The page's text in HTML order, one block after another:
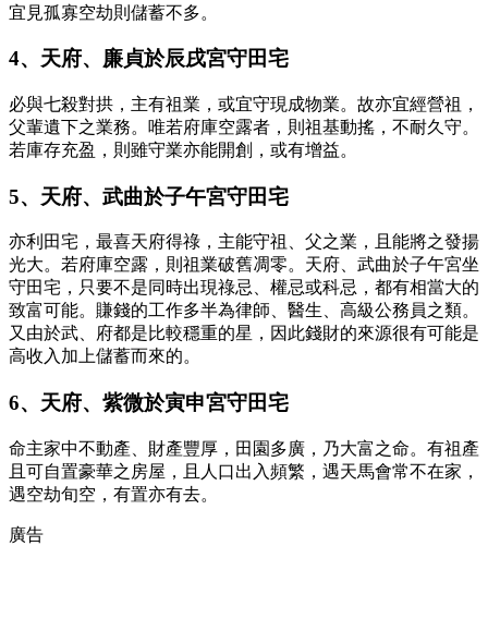
宜見孤寡空劫則儲蓄不多。
4、天府、廉貞於辰戌宮守田宅
必與七殺對拱，主有祖業，或宜守現成物業。故亦宜經營祖，
父輩遺下之業務。唯若府庫空露者，則祖基動搖，不耐久守。
若庫存充盈，則雖守業亦能開創，或有增益。
5、天府、武曲於子午宮守田宅
亦利田宅，最喜天府得祿，主能守祖、父之業，且能將之發揚
光大。若府庫空露，則祖業破舊凋零。天府、武曲於子午宮坐
守田宅，只要不是同時出現祿忌、權忌或科忌，都有相當大的
致富可能。賺錢的工作多半為律師、醫生、高級公務員之類。
又由於武、府都是比較穩重的星，因此錢財的來源很有可能是
高收入加上儲蓄而來的。
6、天府、紫微於寅申宮守田宅
命主家中不動產、財產豐厚，田園多廣，乃大富之命。有祖產
且可自置豪華之房屋，且人口出入頻繁，遇天馬會常不在家，
遇空劫旬空，有置亦有去。
廣告